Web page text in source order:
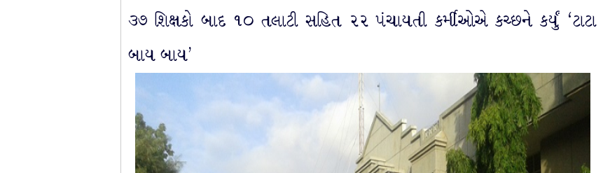
૩૭ શિક્ષકો બાદ ૧૦ તલાટી સહિત ૨૨ પંચાયતી કર્મીઓએ કચ્છને કર્યું ‘ટાટા
બાય બાય’